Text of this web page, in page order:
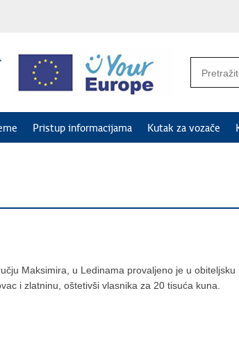
Pristup informacijama Kutak za vozače
Maksimira, u Ledinama provaljeno je u obiteljsku
i zlatninu, oštetivši vlasnika za 20 tisuća kuna.